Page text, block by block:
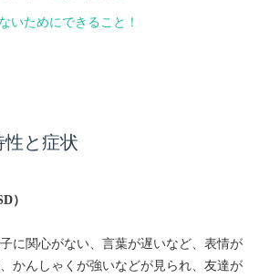
いためにできること！
と症状
）
に関心がない、言葉が遅いなど、表情が
かんしゃくが強いなどが見られ、友達が